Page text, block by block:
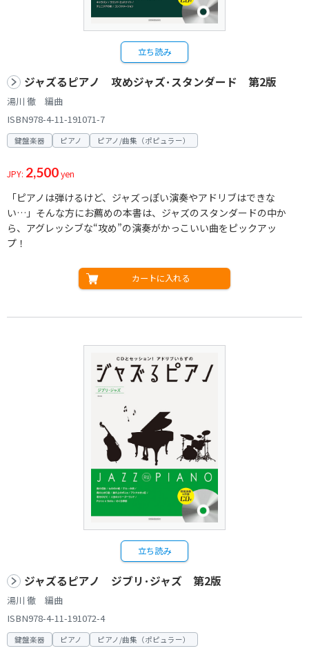
立ち読み
ジャズるピアノ 攻めジャズ･スタンダード 第2版
湯川 徹 編曲
ISBN978-4-11-191071-7
鍵盤楽器 ピアノ ピアノ/曲集（ポピュラー）
JPY: 2,500yen
「ピアノは弾けるけど、ジャズっぽい演奏やアドリブはできな
い…」そんな方にお薦めの本書は、ジャズのスタンダードの中か
ら、アグレッシブな“攻め”の演奏がかっこいい曲をピックアッ
プ！
カートに入れる
立ち読み
ジャズるピアノ ジブリ･ジャズ 第2版
湯川 徹 編曲
ISBN978-4-11-191072-4
鍵盤楽器 ピアノ ピアノ/曲集（ポピュラー）